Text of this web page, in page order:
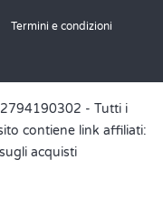
Termini e condizioni
- Tutti i
contiene link affiliati:
acquisti